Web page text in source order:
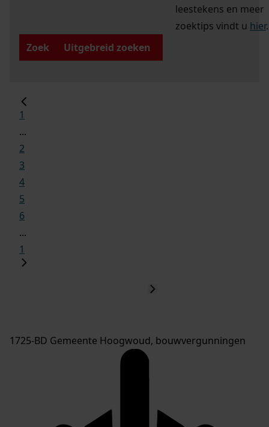
leestekens en meer
zoektips vindt u hier.
Zoek
Uitgebreid zoeken
1
...
2
3
4
5
6
...
1
1725-BD Gemeente Hoogwoud, bouwvergunningen